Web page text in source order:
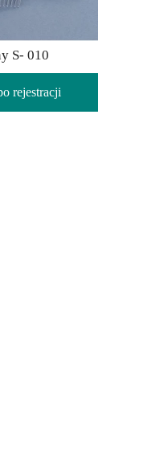
S- 010
rejestracji